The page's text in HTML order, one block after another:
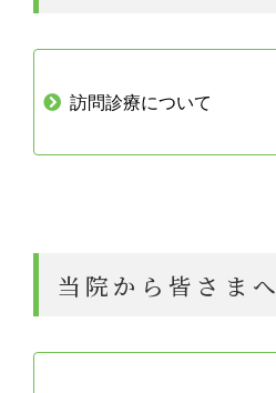
訪問診療について
当院から皆さまへ